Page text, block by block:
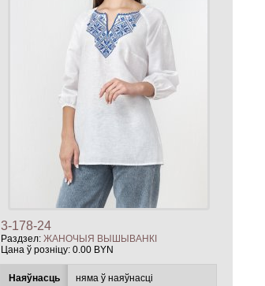
3-178-24
Раздзел:ЖАНОЧЫЯ ВЫШЫВАНКІ
Цана ў розніцу:0.00 BYN
Наяўнасць няма ў наяўнасці